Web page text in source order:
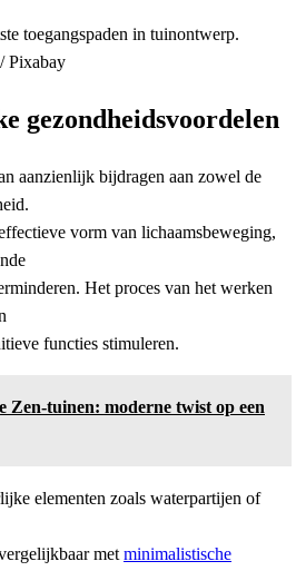
Pixabay
gezondheidsvoordelen
aanzienlijk bijdragen aan zowel de
vorm van lichaamsbeweging,
Het proces van het werken
functies stimuleren.
Zen-tuinen: moderne twist op een
elementen zoals waterpartijen of
met minimalistische